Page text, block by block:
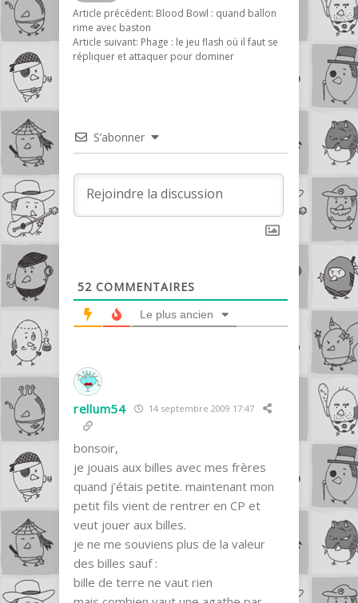
Article précédent: Blood Bowl : quand ballon
rime avec baston
Article suivant: Phage : le jeu flash où il faut se
répliquer et attaquer pour dominer
S’abonner
52 COMMENTAIRES
Le plus ancien
rellum54 14 septembre 2009 17:47
bonsoir,
je jouais aux billes avec mes frères
quand j’étais petite. maintenant mon
petit fils vient de rentrer en CP et
veut jouer aux billes.
je ne me souviens plus de la valeur
des billes sauf :
bille de terre ne vaut rien